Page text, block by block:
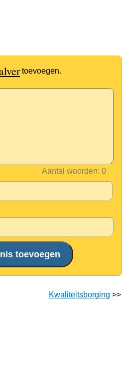
toevoegen.
Aantal woorden:
Kwaliteitsborging >>